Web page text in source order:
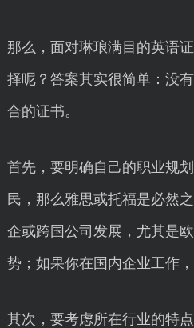
那么，面对琳琅满目的英语
择呢？答案其实很简单：没
合的证书。
首先，要明确自己的职业规
民，那么雅思或托福是必然
企或跨国公司发展，尤其是
势；如果你在国内企业工作
其次，要考虑所在行业的特